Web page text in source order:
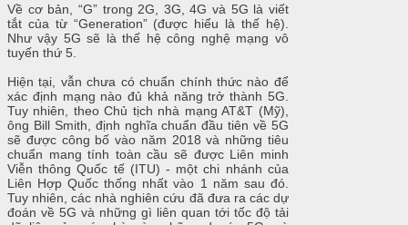
Về cơ bản, “G” trong 2G, 3G, 4G và 5G là viết
tắt của từ “Generation” (được hiểu là thế hệ).
Như vậy 5G sẽ là thế hệ công nghệ mạng vô
tuyến thứ 5.
Hiện tại, vẫn chưa có chuẩn chính thức nào để
xác định mạng nào đủ khả năng trở thành 5G.
Tuy nhiên, theo Chủ tịch nhà mạng AT&T (Mỹ),
ông Bill Smith, định nghĩa chuẩn đầu tiên về 5G
sẽ được công bố vào năm 2018 và những tiêu
chuẩn mang tính toàn cầu sẽ được Liên minh
Viễn thông Quốc tế (ITU) - một chi nhánh của
Liên Hợp Quốc thống nhất vào 1 năm sau đó.
Tuy nhiên, các nhà nghiên cứu đã đưa ra các dự
đoán về 5G và những gì liên quan tới tốc độ tải